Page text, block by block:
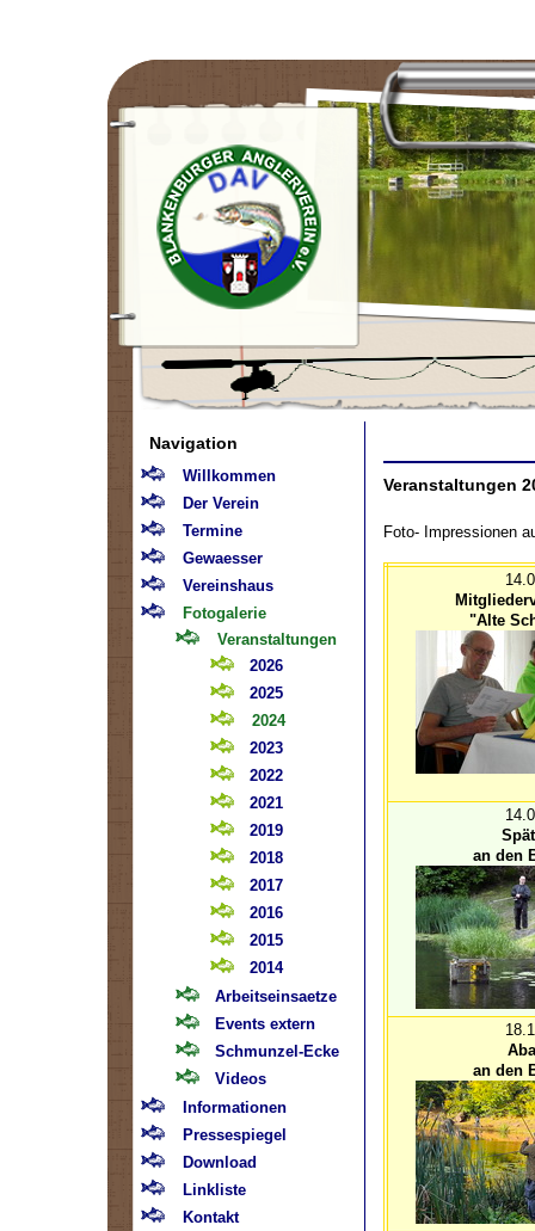
Navigation
Willkommen
Der Verein
Termine
Gewaesser
Vereinshaus
Fotogalerie
Veranstaltungen
2026
2025
2024
2023
2022
2021
2019
2018
2017
2016
2015
2014
Arbeitseinsaetze
Events extern
Schmunzel-Ecke
Videos
Informationen
Pressespiegel
Download
Linkliste
Kontakt
Veranstaltungen
Foto- Impressionen
"Alte
an den
an den